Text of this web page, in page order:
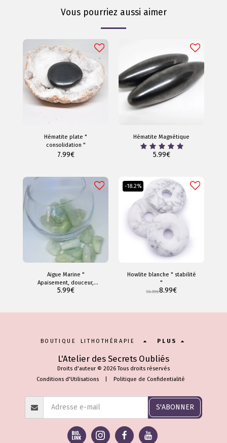
Vous pourriez aussi aimer
Hématite plate "
consolidation "
7.99€
Hématite Magnétique
5.99€
Aigue Marine "
Apaisement, douceur,
sérénité "
5.99€
-18.2%
Howlite blanche " stabilité
"
10.99€8.99€
L'Atelier des Secrets Oubliés
Droits d'auteur © 2026 Tous droits réservés
Conditions d'Utilisations| Politique de Confidentialité
BOUTIQUE LITHOTHÉRAPIE PLUS
S'ABONNER